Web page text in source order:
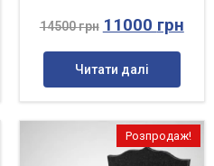
14500грн 11000 грн
Читати далі
Розпродаж!